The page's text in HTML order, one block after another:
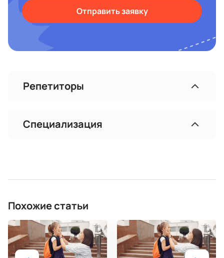
Отправить заявку
Репетиторы
Специализация
Похожие статьи